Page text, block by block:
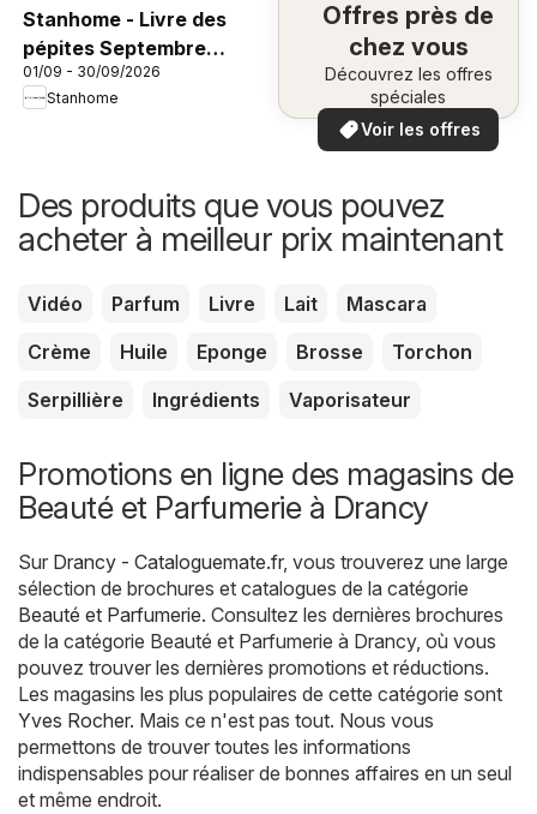
Stanhome - Livre des
pépites Septembre
2026
01/09 - 30/09/2026
Stanhome
Offres près de
chez vous
Découvrez les offres
spéciales
Voir les offres
Des produits que vous pouvez
acheter à meilleur prix maintenant
Vidéo Parfum Livre Lait
Mascara
Crème
Huile Eponge Brosse
Torchon
Serpillière
Ingrédients Vaporisateur
Promotions en ligne des magasins de
Beauté et Parfumerie à Drancy
Sur Drancy - Cataloguemate.fr, vous trouverez une large
sélection de brochures et catalogues de la catégorie
Beauté et Parfumerie. Consultez les dernières brochures
de la catégorie Beauté et Parfumerie à Drancy, où vous
pouvez trouver les dernières promotions et réductions.
Les magasins les plus populaires de cette catégorie sont
Yves Rocher. Mais ce n'est pas tout. Nous vous
permettons de trouver toutes les informations
indispensables pour réaliser de bonnes affaires en un seul
et même endroit.